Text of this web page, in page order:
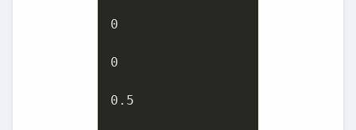
0
0
0.5